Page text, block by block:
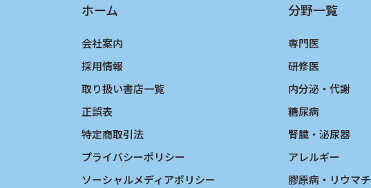
ホーム
会社案内
採用情報
取り扱い書店一覧
正誤表
特定商取引法
プライバシーポリシー
ソーシャルメディアポリシー
分野一覧
専門医
研修医
内分泌・代謝
糖尿病
腎臓・泌尿器
アレルギー
膠原病・リウマチ